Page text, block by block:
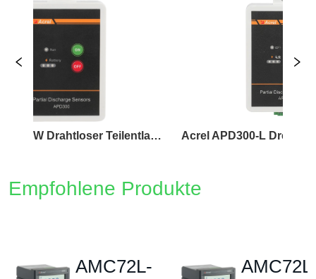
Acrel APD300-W Drahtloser Teilentladungssensor